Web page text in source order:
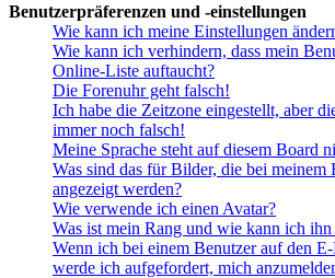
Benutzerpräferenzen und -einstellungen
Wie kann ich meine Einstellungen
Wie kann ich verhindern, dass mein
Online-Liste auftaucht?
Die Forenuhr geht falsch!
Ich habe die Zeitzone eingestellt, aber
immer noch falsch!
Meine Sprache steht auf diesem Board
Was sind das für Bilder, die bei meinem
angezeigt werden?
Wie verwende ich einen Avatar?
Was ist mein Rang und wie kann ich ihn
Wenn ich bei einem Benutzer auf den
werde ich aufgefordert, mich